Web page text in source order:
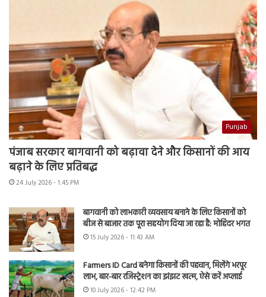
Punjab
पंजाब सरकार बागवानी को बढ़ावा देने और किसानों की आय
बढ़ाने के लिए प्रतिबद्ध
24 July 2026 - 1:45 PM
बागवानी को लाभकारी व्यवसाय बनाने के लिए किसानों को
बीज से बाजार तक पूरा सहयोग दिया जा रहा है: मोहिंदर भगत
15 July 2026 - 11:43 AM
Farmers ID Card बनेगा किसानों की पहचान, मिलेंगे भरपूर
लाभ, बार-बार रजिस्ट्रेशन का झंझट खत्म, ऐसे करें अप्लाई
10 July 2026 - 12:42 PM